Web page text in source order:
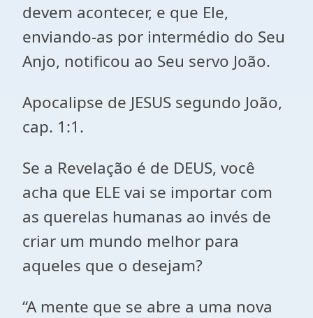
devem acontecer, e que Ele,
enviando-as por intermédio do Seu
Anjo, notificou ao Seu servo João.
Apocalipse de JESUS segundo João,
cap. 1:1.
Se a Revelação é de DEUS, você
acha que ELE vai se importar com
as querelas humanas ao invés de
criar um mundo melhor para
aqueles que o desejam?
“A mente que se abre a uma nova